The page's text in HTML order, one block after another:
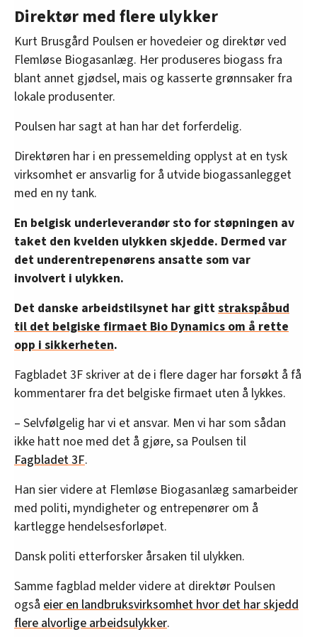
Direktør med flere ulykker
Kurt Brusgård Poulsen er hovedeier og direktør ved
Flemløse Biogasanlæg. Her produseres biogass fra
blant annet gjødsel, mais og kasserte grønnsaker fra
lokale produsenter.
Poulsen har sagt at han har det forferdelig.
Direktøren har i en pressemelding opplyst at en tysk
virksomhet er ansvarlig for å utvide biogassanlegget
med en ny tank.
En belgisk underleverandør sto for støpningen av
taket den kvelden ulykken skjedde. Dermed var
det underentrepenørens ansatte som var
involvert i ulykken.
Det danske arbeidstilsynet har gittstrakspåbud
til det belgiske firmaet Bio Dynamics om å rette
opp i sikkerheten.
Fagbladet 3F skriver at de i flere dager har forsøkt å få
kommentarer fra det belgiske firmaet uten å lykkes.
– Selvfølgelig har vi et ansvar. Men vi har som sådan
ikke hatt noe med det å gjøre, sa Poulsen til
Fagbladet 3F.
Han sier videre at Flemløse Biogasanlæg samarbeider
med politi, myndigheter og entrepenører om å
kartlegge hendelsesforløpet.
Dansk politi etterforsker årsaken til ulykken.
Samme fagblad melder videre at direktør Poulsen
også eier en landbruksvirksomhet hvor det har skjedd
flere alvorlige arbeidsulykker.